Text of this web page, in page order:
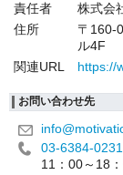
責任者
株式会
住所
〒160-
ル4F
関連URL
https://
お問い合わせ先
03-6384-0231
11：00～18